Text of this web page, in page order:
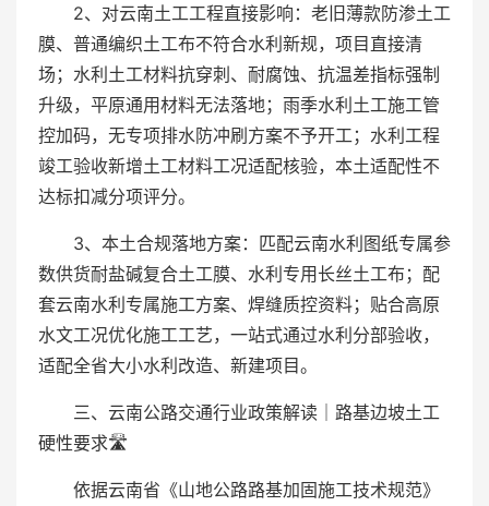
2、对云南土工工程直接影响：老旧薄款防渗土工
膜、普通编织土工布不符合水利新规，项目直接清
场；水利土工材料抗穿刺、耐腐蚀、抗温差指标强制
升级，平原通用材料无法落地；雨季水利土工施工管
控加码，无专项排水防冲刷方案不予开工；水利工程
竣工验收新增土工材料工况适配核验，本土适配性不
达标扣减分项评分。
3、本土合规落地方案：匹配云南水利图纸专属参
数供货耐盐碱复合土工膜、水利专用长丝土工布；配
套云南水利专属施工方案、焊缝质控资料；贴合高原
水文工况优化施工工艺，一站式通过水利分部验收，
适配全省大小水利改造、新建项目。
三、云南公路交通行业政策解读｜路基边坡土工
硬性要求🛣️
依据云南省《山地公路路基加固施工技术规范》